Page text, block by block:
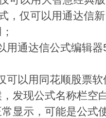
，仅可以用通达信
用通达信公式编辑
可以用同花顺股票
发现公式名称栏空
显示，可能是公式